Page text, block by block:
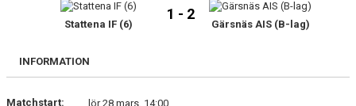
KALENDER
TRUPPEN
Stattena IF (6)
1 - 2
Gärsnäs AIS (B-lag)
INFORMATION
Matchstart:
lör 28 mars, 14:00